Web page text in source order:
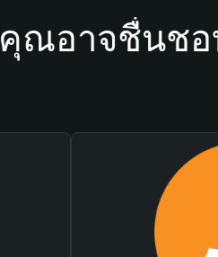
คุณอาจชื่นชอ